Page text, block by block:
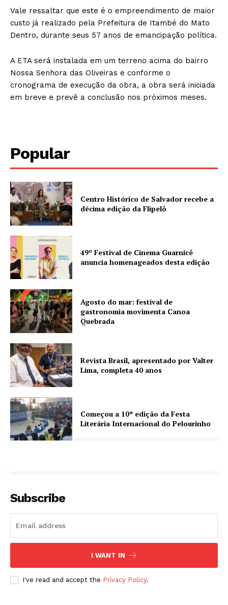
Vale ressaltar que este é o empreendimento de maior
custo já realizado pela Prefeitura de Itambé do Mato
Dentro, durante seus 57 anos de emancipação política.
A ETA será instalada em um terreno acima do bairro
Nossa Senhora das Oliveiras e conforme o
cronograma de execução da obra, a obra será iniciada
em breve e prevê a conclusão nos próximos meses.
Popular
Centro Histórico de Salvador recebe a
décima edição da Flipelô
49º Festival de Cinema Guarnicê
anuncia homenageados desta edição
Agosto do mar: festival de
gastronomia movimenta Canoa
Quebrada
Revista Brasil, apresentado por Valter
Lima, completa 40 anos
Começou a 10ª edição da Festa
Literária Internacional do Pelourinho
Subscribe
I WANT IN
I've read and accept the Privacy Policy.